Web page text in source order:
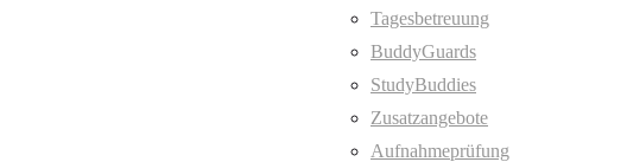
Tagesbetreuung
BuddyGuards
StudyBuddies
Zusatzangebote
Aufnahmeprüfung